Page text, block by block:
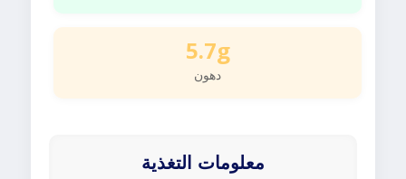
5.7g
دهون
معلومات التغذية